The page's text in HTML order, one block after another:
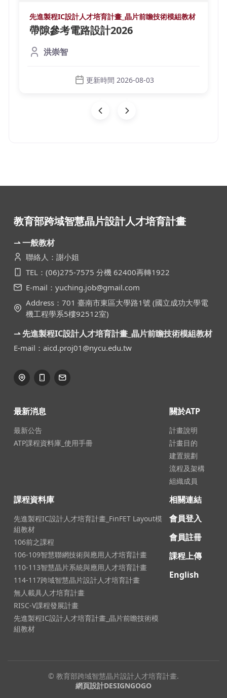
先進製程IC設計人才培育計畫_晶片前瞻技術模組教材
帶隙參考電路設計2026
洪崇智
更新時間 2026-08-03
教育部跨域智慧晶片設計人才培育計畫
⇀ 一般教材
聯絡人：謝小姐
TEL：(06)275-7575 分機 62400再轉1922
E-mail：yuching.job@gmail.com
Address：701 臺南市東區大學路1號 (國立成功大學電
機工程學系5樓92512室)
⇀ 先進製程IC設計人才培育計畫_晶片前瞻技術模組教材
E-mail：aicd.proj01@nycu.edu.tw
最新消息
最新公告
ATP課程資料庫_使用手冊
關於ATP
計畫說明
計畫目的
建置規劃
流程及架構
組織成員
課程資料庫
先進製程IC設計人才培育計畫_FinFET Layout模
組教材
106前之課程
106-109智慧聯網技術與應用人才培育計畫
110-113智慧晶片系統與應用人才培育計畫
114-117跨域智慧晶片設計人才培育計畫
無人載具人才培育計畫
RISC-V課程發展計畫
先進製程IC設計人才培育計畫_晶片前瞻技術模
組教材
相關連結
會員登入
會員註冊
課程上傳
English
© 教育部跨域智慧晶片設計人才培育計畫.
網頁設計DESIGNGOGO